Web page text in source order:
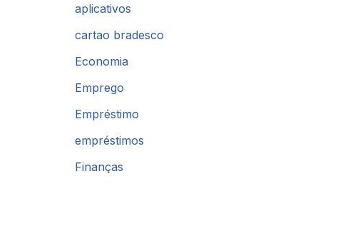
aplicativos
cartao bradesco
Economia
Emprego
Empréstimo
empréstimos
Finanças